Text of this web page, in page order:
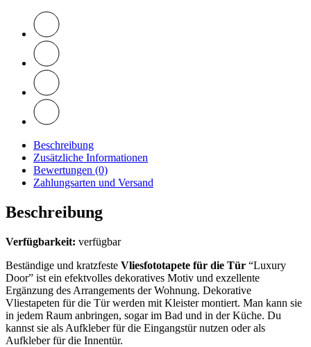
Beschreibung
Zusätzliche Informationen
Bewertungen (0)
Zahlungsarten und Versand
Beschreibung
Verfügbarkeit: verfügbar
Beständige und kratzfeste Vliesfototapete für die Tür “Luxury
Door” ist ein efektvolles dekoratives Motiv und exzellente
Ergänzung des Arrangements der Wohnung. Dekorative
Vliestapeten für die Tür werden mit Kleister montiert. Man kann sie
in jedem Raum anbringen, sogar im Bad und in der Küche. Du
kannst sie als Aufkleber für die Eingangstür nutzen oder als
Aufkleber für die Innentür.